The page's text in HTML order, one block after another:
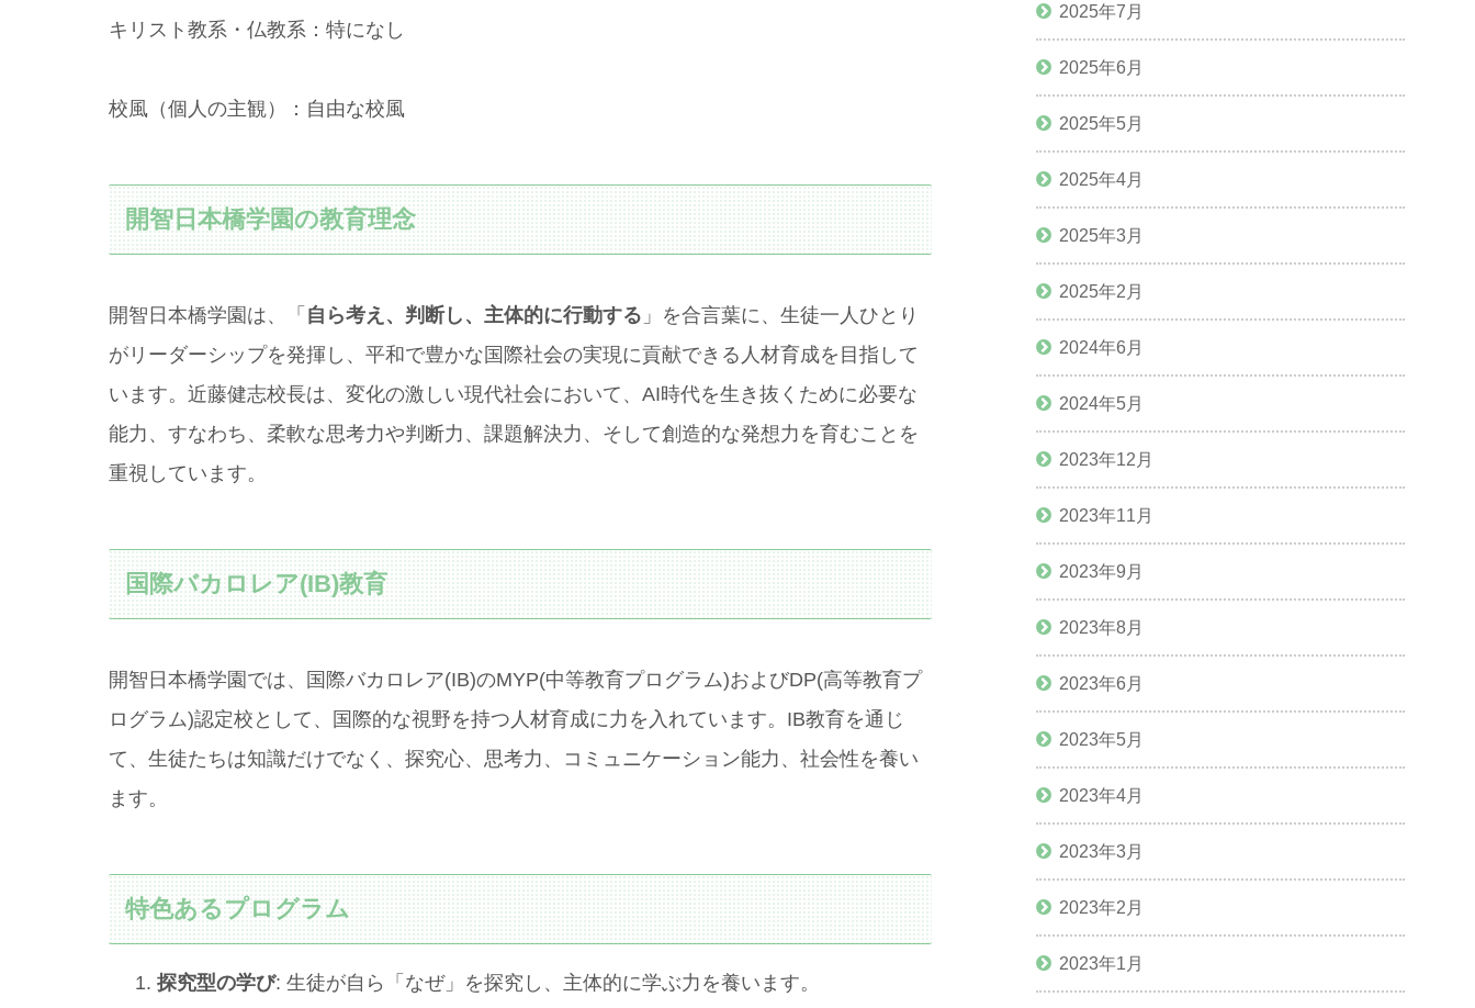
キリスト教系・仏教系：特になし
校風（個人の主観）：自由な校風
開智日本橋学園の教育理念
開智日本橋学園は、「 自ら考え、判断し、主体的に行動する 」を合言葉に、生徒一人ひとり
がリーダーシップを発揮し、平和で豊かな国際社会の実現に貢献できる人材育成を目指して
います。近藤健志校長は、変化の激しい現代社会において、AI時代を生き抜くために必要な
能力、すなわち、柔軟な思考力や判断力、課題解決力、そして創造的な発想力を育むことを
重視しています。
国際バカロレア(IB)教育
開智日本橋学園では、国際バカロレア(IB)のMYP(中等教育プログラム)およびDP(高等教育プ
ログラム)認定校として、国際的な視野を持つ人材育成に力を入れています。IB教育を通じ
て、生徒たちは知識だけでなく、探究心、思考力、コミュニケーション能力、社会性を養い
ます。
特色あるプログラム
探究型の学び: 生徒が自ら「なぜ」を探究し、主体的に学ぶ力を養います。
2025年7月
2025年6月
2025年5月
2025年4月
2025年3月
2025年2月
2024年6月
2024年5月
2023年12月
2023年11月
2023年9月
2023年8月
2023年6月
2023年5月
2023年4月
2023年3月
2023年2月
2023年1月